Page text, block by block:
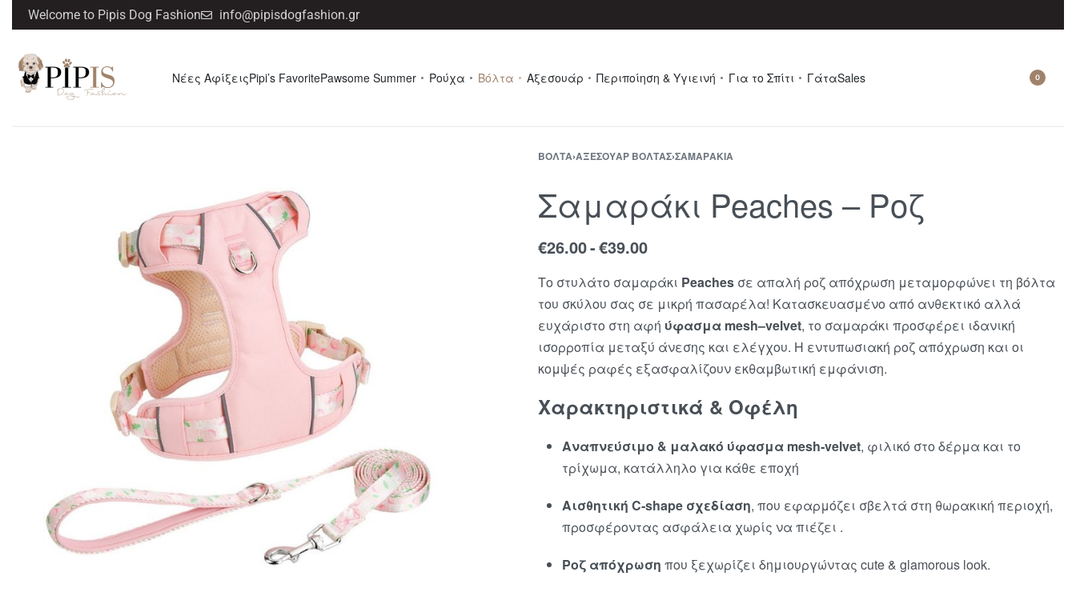
Welcome to Pipis Dog Fashion info@pipisdogfashion.gr
Νέες ΑφίξειςPipi’s FavoritePawsome Summer Ρούχα Βόλτα Αξεσουάρ Περιποίηση & Υγιεινή Για το Σπίτι ΓάταSales 0
ΒΌΛΤΑ›ΑΞΕΣΟΥΆΡ ΒΌΛΤΑΣ›ΣΑΜΑΡΆΚΙΑ
Σαμαράκι Peaches – Ροζ
€26.00 €39.00
Το στυλάτο σαμαράκι Peaches σε απαλή ροζ απόχρωση μεταμορφώνει τη βόλτα
του σκύλου σας σε μικρή πασαρέλα! Κατασκευασμένο από ανθεκτικό αλλά
ευχάριστο στη αφή ύφασμα mesh–velvet, το σαμαράκι προσφέρει ιδανική
ισορροπία μεταξύ άνεσης και ελέγχου. Η εντυπωσιακή ροζ απόχρωση και οι
κομψές ραφές εξασφαλίζουν εκθαμβωτική εμφάνιση.
Χαρακτηριστικά & Οφέλη
Αναπνεύσιμο & μαλακό ύφασμα mesh‑velvet, φιλικό στο δέρμα και το
τρίχωμα, κατάλληλο για κάθε εποχή
Αισθητική C‑shape σχεδίαση, που εφαρμόζει σβελτά στη θωρακική περιοχή,
προσφέροντας ασφάλεια χωρίς να πιέζει .
Ροζ απόχρωση που ξεχωρίζει δημιουργώντας cute & glamorous look.